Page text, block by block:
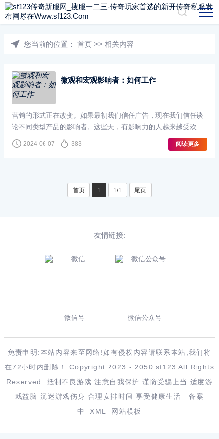
您当前的位置： 首页 >> 相关内容
微观和宏观影响者：如何工作
营销的形式正在改变。如果最初我们信任广告，现在我们信任谈
论不同类型产品的影响者。这些天，有影响力的人越来越受欢
迎，因为人们对他们的信任超过了电视或杂志上的传统营销。他
们是像你一样的人，但在社交媒体上有···
2024-06-07 383 阅读更多
首页 1 1/1 尾页
友情链接:
微信号 微信公众号
免责申明:本站内容来至网络!如有侵权内容请联系本站,我们将
在72小时内删除！ Copyright 2023 - 2050 sf123 All Rights
Reserved. 抵制不良游戏 注意自我保护 谨防受骗上当 适度游
戏益脑 沉迷游戏伤身 合理安排时间 享受健康生活备案
中
XML 网站模板